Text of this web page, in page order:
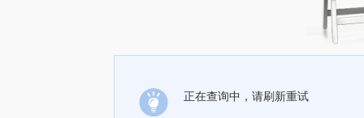
正在查询中，请刷新重试